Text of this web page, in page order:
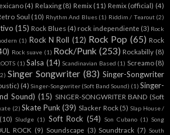
(4) Relaxing (8) Remix (11) Remix (official) (4)
Soul (10) Rhythm And Blues (1) Riddim / Tearout (2)
(15) Rock Blues (4) rock independiente (3) Rock
(1) Rock N Roll (12) Rock Pop (65) Rock
Rock suave (1) Rock/Punk (253) Rockabilly (8)
(1) Salsa (14) Scandinavian Based (1) Screamo (8)
Singer Songwriter (83) Singer-Songwriter
(4) Singer-Songwriter (Soft Band Sound) (1) Singer-
Sound) (15) SINGER-SONGWRITER BAND (Soft
(2) Skate Punk (39) Slacker Rock (5) Slap House /
(10) Sludge (1) Soft Rock (54) Son Cubano (1) Song
ROCK (9) Soundscape (3) Soundtrack (7) South